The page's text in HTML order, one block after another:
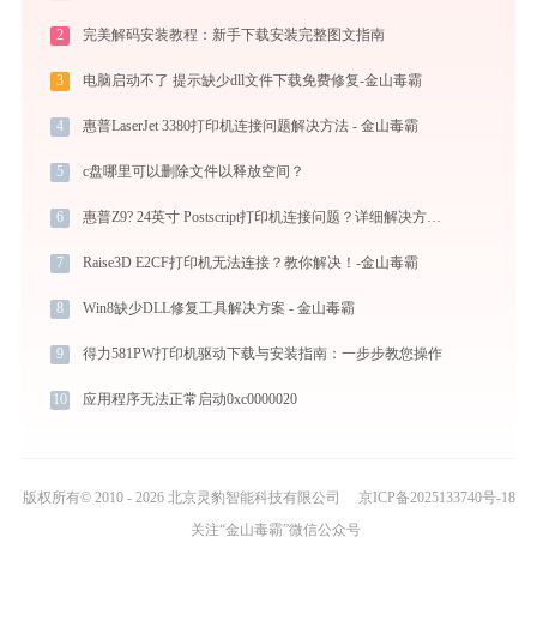
2 完美解码安装教程：新手下载安装完整图文指南
3 电脑启动不了 提示缺少dll文件下载免费修复-金山毒霸
4 惠普LaserJet 3380打印机连接问题解决方法 - 金山毒霸
5 c盘哪里可以删除文件以释放空间？
6 惠普Z9? 24英寸 Postscript打印机连接问题？详细解决方法 -金山毒霸
7 Raise3D E2CF打印机无法连接？教你解决！-金山毒霸
8 Win8缺少DLL修复工具解决方案 - 金山毒霸
9 得力581PW打印机驱动下载与安装指南：一步步教您操作
10 应用程序无法正常启动0xc0000020
版权所有© 2010 - 2026 北京灵豹智能科技有限公司
京ICP备2025133740号-18
关注“金山毒霸”微信公众号